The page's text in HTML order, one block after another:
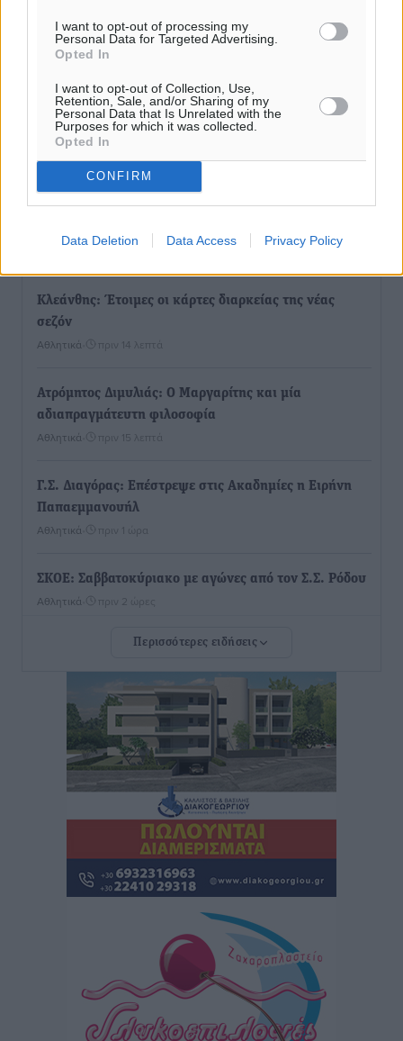
I want to opt-out of processing my
Personal Data for Targeted Advertising.
Opted In
I want to opt-out of Collection, Use,
Retention, Sale, and/or Sharing of my
Personal Data that Is Unrelated with the
Purposes for which it was collected.
Opted In
CONFIRM
Data Deletion Data Access Privacy Policy
Πάνθηρες: Ξεκίνησαν αισιόδοξοι για την παρθενική
“πτήση” τους
Αθλητικά• πριν 6 λεπτά
Άρης Αρχαγγέλου: Στο πλευρό του άτυχου Ιάκωβου
Θωμά
πριν 8 λεπτά
πριν 11 λεπτά
Κλεάνθης: Έτοιμες οι κάρτες διαρκείας της νέας
σεζόν
Αθλητικά πριν 14 λεπτά
Ατρόμητος Διμυλιάς: Ο Μαργαρίτης και μία
αδιαπραγμάτευτη φιλοσοφία
Αθλητικά πριν 15 λεπτά
Γ.Σ. Διαγόρας: Επέστρεψε στις Ακαδημίες η Ειρήνη
Παπαεμμανουήλ
Αθλητικά πριν 1 ώρα
ΣΚΟΕ: Σαββατοκύριακο με αγώνες από τον Σ.Σ. Ρόδου
Αθλητικά πριν 2 ώρες
Συνελήφθη 37χρονη στη Ρόδο γιατί είχε αφήσει τα
τρία ανήλικα παιδιά της χωρίς επιτήρηση
Τοπικές Ειδήσεις• πριν 2 ώρες
Σταυρός Καλυθιών: Απέκτησε την Φωτεινή Πιζάνια
Αθλητικά• πριν 3 ώρες
Το Yucatan Show έρχεται στη Ρόδο με τον Frankie
Πολιτιστικά• πριν 4 ώρες
Ροδήλιος: Ο απολογισμός από το Πανελλήνιο
Πρωτάθλημα Πίστας
πριν 4 ώρες
Περισσότερες ειδήσεις